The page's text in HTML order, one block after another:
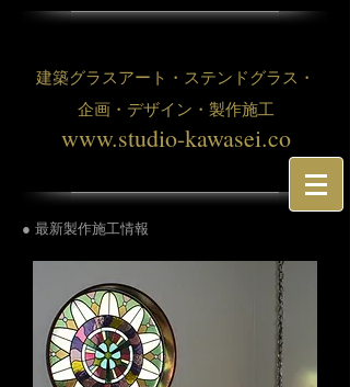
建築グラスアート・ステンドグラス・
企画・デザイン・製作施工
www.studio-kawasei.co
● 最新製作施工情報